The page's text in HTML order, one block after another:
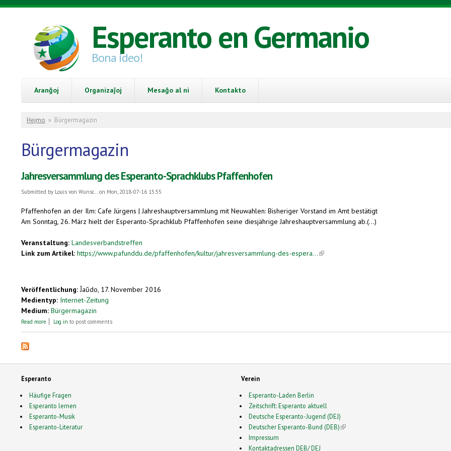
Skip to main content
Esperanto en Germanio
Bona ideo!
Aranĝoj Organizaĵoj Mesaĝo al ni Kontakto
You are here
Hejmo » Bürgermagazin
Bürgermagazin
Jahresversammlung des Esperanto-Sprachklubs Pfaffenhofen
Submitted by Louis von Wunsc...on Mon, 2018-07-16 15:55
Pfaffenhofen an der Ilm: Cafe Jürgens | Jahreshauptversammlung mit Neuwahlen: Bisheriger Vorstand im Amt bestätigt
Am Sonntag, 26. März hielt der Esperanto-Sprachklub Pfaffenhofen seine diesjährige Jahreshauptversammlung ab.(...)
Veranstaltung: Landesverbandstreffen
Link zum Artikel: https://www.pafunddu.de/pfaffenhofen/kultur/jahresversammlung-des-espera...(link is external)
Veröffentlichung:Ĵaŭdo, 17. November 2016
Medientyp: Internet-Zeitung
Medium: Bürgermagazin
Read more about Jahresversammlung des Esperanto-Sprachklubs Pfaffenhofen
Log in to post comments
Esperanto
Häufige Fragen
Esperanto lernen
Esperanto-Musik
Esperanto-Literatur
Verein
Esperanto-Laden Berlin
Zeitschrift: Esperanto aktuell
Deutsche Esperanto-Jugend (DEJ)
Deutscher Esperanto-Bund (DEB)(link is external)
Impressum
Kontaktadressen DEB/ DEJ